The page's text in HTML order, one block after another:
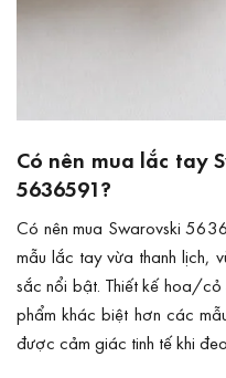
Có nên mua lắc tay
5636591?
Có nên mua Swarovski
mẫu lắc tay vừa thanh lịch,
sắc nổi bật. Thiết kế hoa/cỏ
phẩm khác biệt hơn các
được cảm giác tinh tế khi